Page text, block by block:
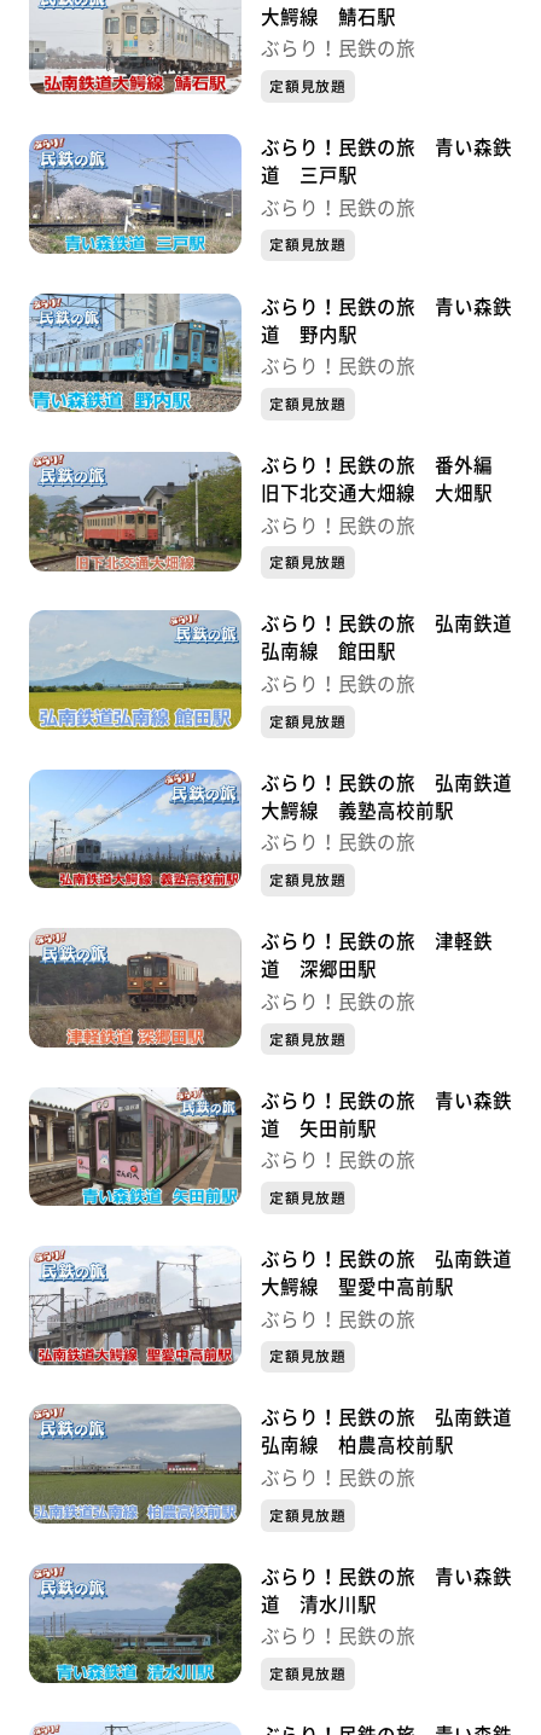
大鰐線 鯖石駅
ぶらり！民鉄の旅
定額見放題
ぶらり！民鉄の旅 青い森鉄
道 三戸駅
ぶらり！民鉄の旅
定額見放題
ぶらり！民鉄の旅 青い森鉄
道 野内駅
ぶらり！民鉄の旅
定額見放題
ぶらり！民鉄の旅 番外編
旧下北交通大畑線 大畑駅
ぶらり！民鉄の旅
定額見放題
ぶらり！民鉄の旅 弘南鉄道
弘南線 館田駅
ぶらり！民鉄の旅
定額見放題
ぶらり！民鉄の旅 弘南鉄道
大鰐線 義塾高校前駅
ぶらり！民鉄の旅
定額見放題
ぶらり！民鉄の旅 津軽鉄
道 深郷田駅
ぶらり！民鉄の旅
定額見放題
ぶらり！民鉄の旅 青い森鉄
道 矢田前駅
ぶらり！民鉄の旅
定額見放題
ぶらり！民鉄の旅 弘南鉄道
大鰐線 聖愛中高前駅
ぶらり！民鉄の旅
定額見放題
ぶらり！民鉄の旅 弘南鉄道
弘南線 柏農高校前駅
ぶらり！民鉄の旅
定額見放題
ぶらり！民鉄の旅 青い森鉄
道 清水川駅
ぶらり！民鉄の旅
定額見放題